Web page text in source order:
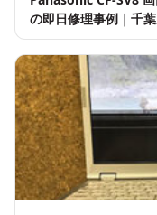
の即日修理事例｜千